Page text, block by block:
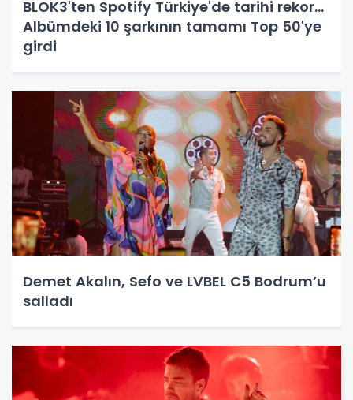
BLOK3'ten Spotify Türkiye'de tarihi rekor...
Albümdeki 10 şarkının tamamı Top 50'ye
girdi
Demet Akalın, Sefo ve LVBEL C5 Bodrum’u
salladı